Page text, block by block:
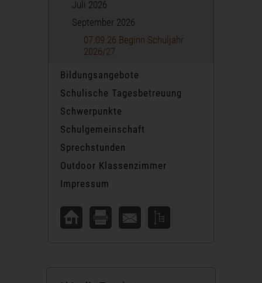
Juli 2026
September 2026
07.09.26 Beginn Schuljahr
2026/27
Bildungsangebote
Schulische Tagesbetreuung
Schwerpunkte
Schulgemeinschaft
Sprechstunden
Outdoor Klassenzimmer
Impressum